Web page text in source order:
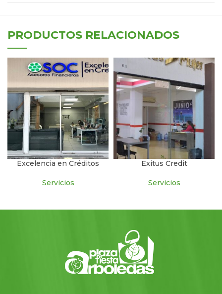
PRODUCTOS RELACIONADOS
Excelencia en Créditos
Servicios
Exitus Credit
Servicios